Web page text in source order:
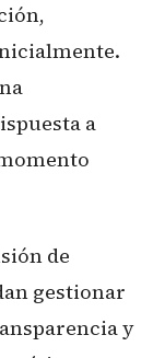
a
de
gestionar
y